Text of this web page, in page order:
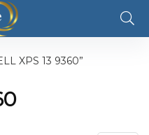
XPS 13 9360”